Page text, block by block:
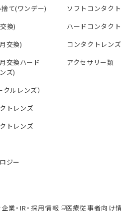
て(ワンデー)
換)
交換)
交換ハード
ズ)
クルレンズ）
トレンズ
トレンズ
ジー
ソフトコンタク
ハードコンタク
コンタクトレン
アクセサリー類
企業・IR・採用情報 医療従事者向け